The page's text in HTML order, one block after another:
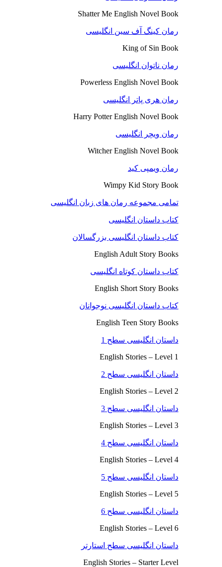
Shatter Me English Novel Book
رمان کینگ آف سین انگلیسی
King of Sin Book
رمان ناتوان انگلیسی
Powerless English Novel Book
رمان هری پاتر انگلیسی
Harry Potter English Novel Book
رمان ویچر انگلیسی
Witcher English Novel Book
رمان ویمپی کید
Wimpy Kid Story Book
تمامی مجموعه رمان های زبان انگلیسی
کتاب داستان انگلیسی
کتاب داستان انگلیسی بزرگسالان
English Adult Story Books
کتاب داستان کوتاه انگلیسی
English Short Story Books
کتاب داستان انگلیسی نوجوانان
English Teen Story Books
داستان انگلیسی سطح 1
English Stories – Level 1
داستان انگلیسی سطح 2
English Stories – Level 2
داستان انگلیسی سطح 3
English Stories – Level 3
داستان انگلیسی سطح 4
English Stories – Level 4
داستان انگلیسی سطح 5
English Stories – Level 5
داستان انگلیسی سطح 6
English Stories – Level 6
داستان انگلیسی سطح استارتر
English Stories – Starter Level